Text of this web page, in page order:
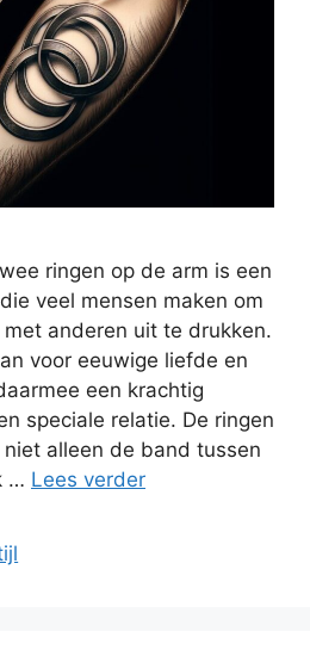
ringen op de arm is een
veel mensen maken om
anderen uit te drukken.
voor eeuwige liefde en
een krachtig
speciale relatie. De ringen
alleen de band tussen
… Lees verder